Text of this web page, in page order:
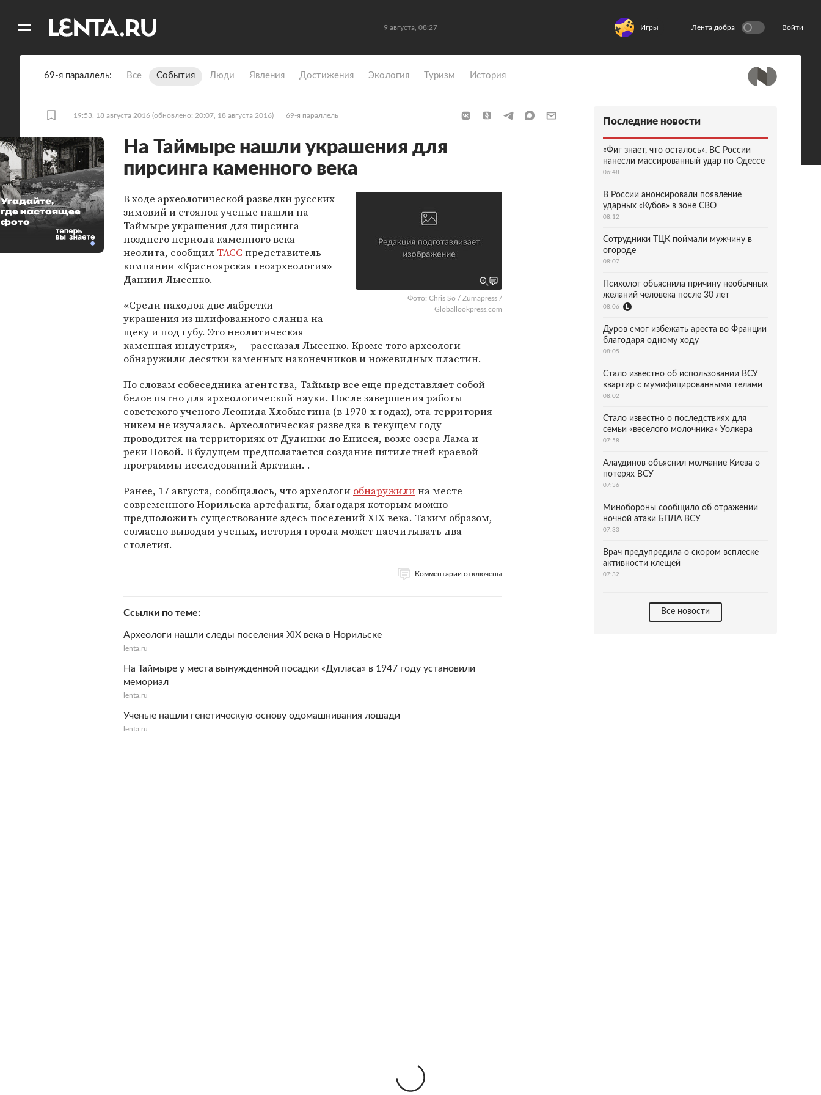
9 августа, 08:27 Игры Лента добра Войти
69-я параллель Все События Люди Явления Достижения Экология Туризм История
19:53, 18 августа 2016 (обновлено: 20:07, 18 августа 2016) 69-я параллель
На Таймыре нашли украшения для
пирсинга каменного века
Фото: Chris So / Zumapress /
Globallookpress.com
В ходе археологической разведки русских
зимовий и стоянок ученые нашли на
Таймыре украшения для пирсинга
позднего периода каменного века —
неолита, сообщил ТАСС представитель
компании «Красноярская геоархеология»
Даниил Лысенко.
«Среди находок две лабретки —
украшения из шлифованного сланца на
щеку и под губу. Это неолитическая
каменная индустрия», — рассказал Лысенко. Кроме того археологи
обнаружили десятки каменных наконечников и ножевидных пластин.
По словам собеседника агентства, Таймыр все еще представляет собой
белое пятно для археологической науки. После завершения работы
советского ученого Леонида Хлобыстина (в 1970-х годах), эта территория
никем не изучалась. Археологическая разведка в текущем году
проводится на территориях от Дудинки до Енисея, возле озера Лама и
реки Новой. В будущем предполагается создание пятилетней краевой
программы исследований Арктики. .
Ранее, 17 августа, сообщалось, что археологи обнаружилина месте
современного Норильска артефакты, благодаря которым можно
предположить существование здесь поселений XIX века. Таким образом,
согласно выводам ученых, история города может насчитывать два
столетия.
Комментарии отключены
Ссылки по теме
Археологи нашли следы поселения XIX века в Норильске
lenta.ru
На Таймыре у места вынужденной посадки «Дугласа» в 1947 году установили
мемориал
lenta.ru
Ученые нашли генетическую основу одомашнивания лошади
lenta.ru
Угадайте,
где настоящее
фото
Последние новости
«Фиг знает, что осталось». ВС России
нанесли массированный удар по Одессе
06:48
В России анонсировали появление
ударных «Кубов» в зоне СВО
08:12
Сотрудники ТЦК поймали мужчину в
огороде
08:07
Психолог объяснила причину необычных
желаний человека после 30 лет
08:06
Дуров смог избежать ареста во Франции
благодаря одному ходу
08:05
Стало известно об использовании ВСУ
квартир с мумифицированными телами
08:02
Стало известно о последствиях для
семьи «веселого молочника» Уолкера
07:58
Алаудинов объяснил молчание Киева о
потерях ВСУ
07:36
Минобороны сообщило об отражении
ночной атаки БПЛА ВСУ
07:33
Врач предупредила о скором всплеске
активности клещей
07:32
Все новости